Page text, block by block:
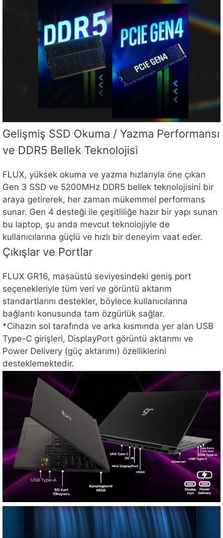
Gelişmiş SSD Okuma / Yazma Performansı
ve DDR5 Bellek Teknolojisi
FLUX, yüksek okuma ve yazma hızlarıyla öne çıkan
Gen 3 SSD ve 5200MHz DDR5 bellek teknolojisini bir
araya getirerek, her zaman mükemmel performans
sunar. Gen 4 desteği ile çeşitliliğe hazır bir yapı sunan
bu laptop, şu anda mevcut teknolojiyle de
kullanıcılarına güçlü ve hızlı bir deneyim vaat eder.
Çıkışlar ve Portlar
FLUX GR16, masaüstü seviyesindeki geniş port
seçenekleriyle tüm veri ve görüntü aktarım
standartlarını destekler, böylece kullanıcılarına
bağlantı konusunda tam özgürlük sağlar.
*Cihazın sol tarafında ve arka kısmında yer alan USB
Type-C girişleri, DisplayPort görüntü aktarımı ve
Power Delivery (güç aktarımı) özelliklerini
desteklemektedir.